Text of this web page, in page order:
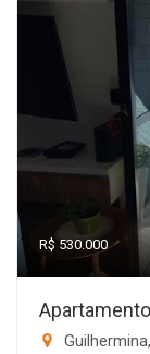
R$ 530.000